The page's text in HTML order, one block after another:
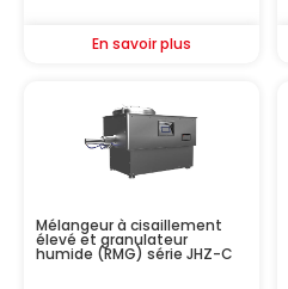
En savoir plus
Mélangeur à cisaillement
élevé et granulateur
humide (RMG) série JHZ-C